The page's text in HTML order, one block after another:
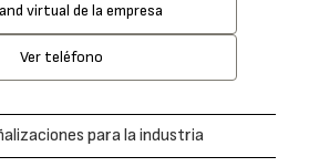
virtual de la empresa
Ver teléfono
para la industria